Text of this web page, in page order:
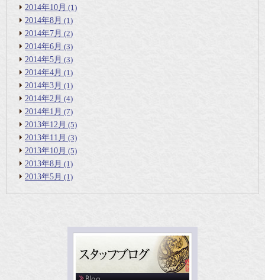
2014年10月 (1)
2014年8月 (1)
2014年7月 (2)
2014年6月 (3)
2014年5月 (3)
2014年4月 (1)
2014年3月 (1)
2014年2月 (4)
2014年1月 (7)
2013年12月 (5)
2013年11月 (3)
2013年10月 (5)
2013年8月 (1)
2013年5月 (1)